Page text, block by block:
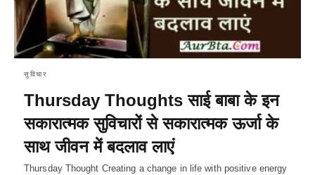
सुविचार
Thursday Thoughts साई बाबा के इन
सकारात्मक सुविचारों से सकारात्मक ऊर्जा के
साथ जीवन में बदलाव लाएं
Thursday Thought Creating a change in life with positive energy